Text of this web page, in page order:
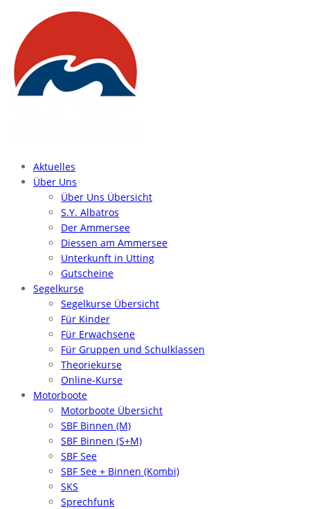
Aktuelles
Über Uns
Über Uns Übersicht
S.Y. Albatros
Der Ammersee
Diessen am Ammersee
Unterkunft in Utting
Gutscheine
Segelkurse
Segelkurse Übersicht
Für Kinder
Für Erwachsene
Für Gruppen und Schulklassen
Theoriekurse
Online-Kurse
Motorboote
Motorboote Übersicht
SBF Binnen (M)
SBF Binnen (S+M)
SBF See
SBF See + Binnen (Kombi)
SKS
Sprechfunk